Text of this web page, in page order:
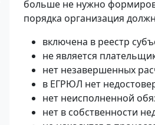
больше не нужно
порядка организация
включена в реестр
не является
нет незавершенных
в ЕГРЮЛ нет
нет неисполненной
нет в собственности